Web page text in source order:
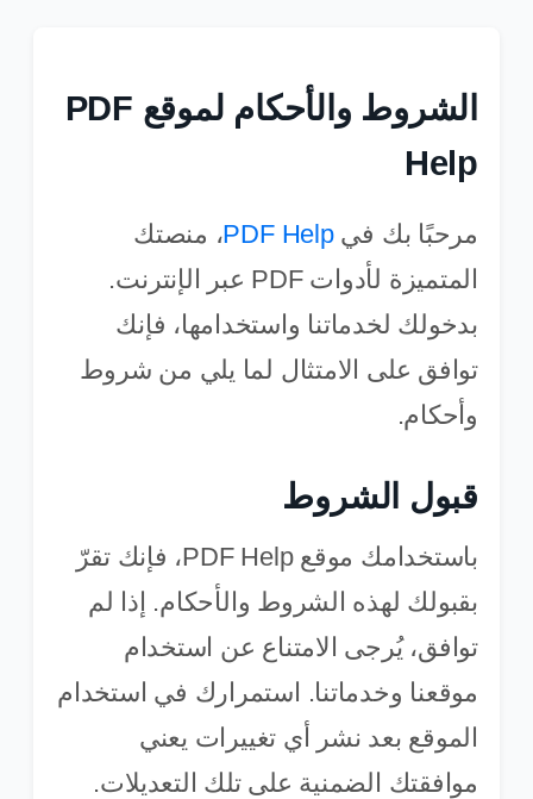
الشروط والأحكام لموقع PDF
Help
مرحبًا بك فيPDF Help، منصتك
المتميزة لأدوات PDF عبر الإنترنت.
بدخولك لخدماتنا واستخدامها، فإنك
توافق على الامتثال لما يلي من شروط
وأحكام.
قبول الشروط
باستخدامك موقع PDF Help، فإنك تقرّ
بقبولك لهذه الشروط والأحكام. إذا لم
توافق، يُرجى الامتناع عن استخدام
موقعنا وخدماتنا. استمرارك في استخدام
الموقع بعد نشر أي تغييرات يعني
موافقتك الضمنية على تلك التعديلات.